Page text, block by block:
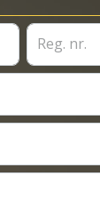
Reg. nr.